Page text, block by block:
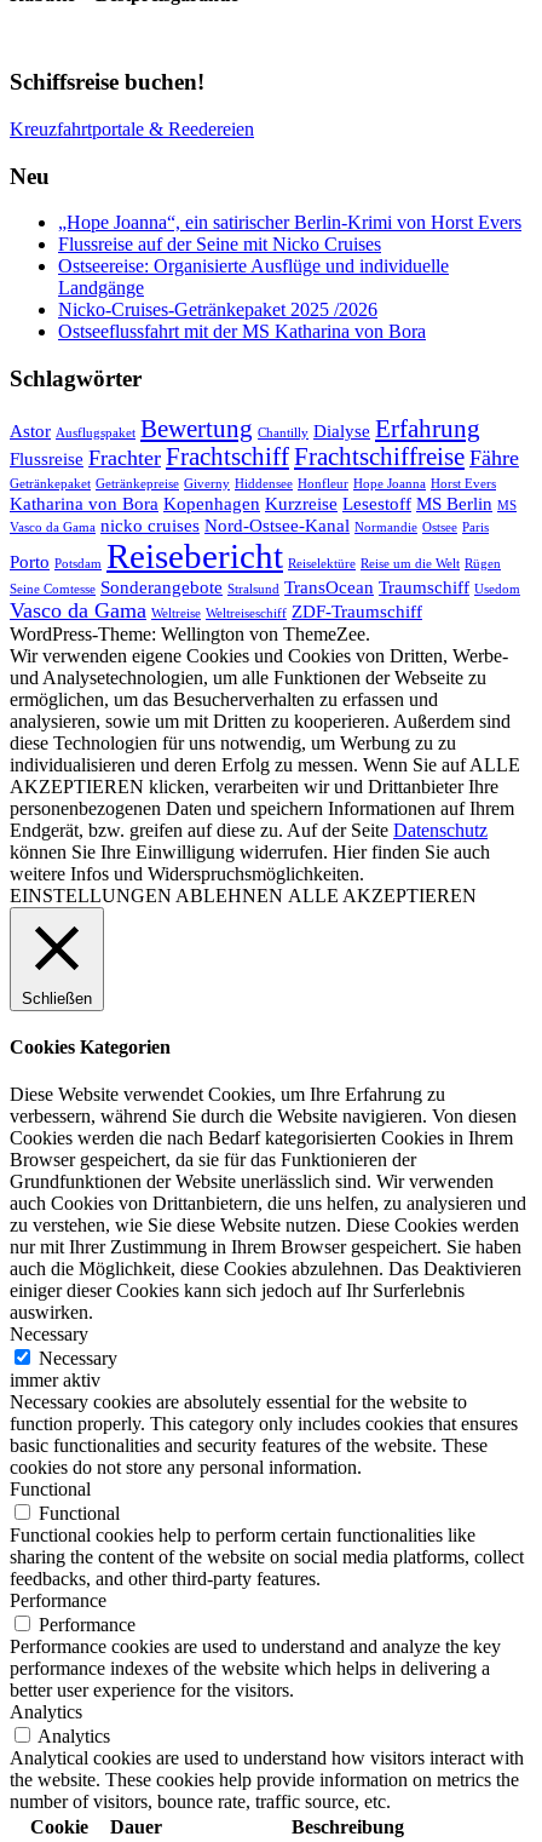
Schiffsreise buchen!
Kreuzfahrtportale & Reedereien
Neu
„Hope Joanna“, ein satirischer Berlin-Krimi von Horst Evers
Flussreise auf der Seine mit Nicko Cruises
Ostseereise: Organisierte Ausflüge und individuelle
Landgänge
Nicko-Cruises-Getränkepaket 2025 /2026
Ostseeflussfahrt mit der MS Katharina von Bora
Schlagwörter
Astor Ausflugspaket Bewertung Chantilly Dialyse Erfahrung
Flussreise Frachter FrachtschiffFrachtschiffreise Fähre
Getränkepaket Getränkepreise Giverny Hiddensee Honfleur Hope Joanna Horst Evers
Katharina von Bora Kopenhagen Kurzreise Lesestoff MS Berlin MS
Vasco da Gama nicko cruises Nord-Ostsee-Kanal Normandie Ostsee Paris
Porto Potsdam Reisebericht Reiselektüre Reise um die Welt Rügen
Seine Comtesse Sonderangebote Stralsund TransOcean Traumschiff Usedom
Vasco da Gama Weltreise Weltreiseschiff ZDF-Traumschiff
WordPress-Theme: Wellington von ThemeZee.
Wir verwenden eigene Cookies und Cookies von Dritten, Werbe-
und Analysetechnologien, um alle Funktionen der Webseite zu
ermöglichen, um das Besucherverhalten zu erfassen und
analysieren, sowie um mit Dritten zu kooperieren. Außerdem sind
diese Technologien für uns notwendig, um Werbung zu zu
individualisieren und deren Erfolg zu messen. Wenn Sie auf ALLE
AKZEPTIEREN klicken, verarbeiten wir und Drittanbieter Ihre
personenbezogenen Daten und speichern Informationen auf Ihrem
Endgerät, bzw. greifen auf diese zu. Auf der Seite Datenschutz
können Sie Ihre Einwilligung widerrufen. Hier finden Sie auch
weitere Infos und Widerspruchsmöglichkeiten.
EINSTELLUNGEN ABLEHNEN ALLE AKZEPTIEREN
Schließen
Cookies Kategorien
Diese Website verwendet Cookies, um Ihre Erfahrung zu
verbessern, während Sie durch die Website navigieren. Von diesen
Cookies werden die nach Bedarf kategorisierten Cookies in Ihrem
Browser gespeichert, da sie für das Funktionieren der
Grundfunktionen der Website unerlässlich sind. Wir verwenden
auch Cookies von Drittanbietern, die uns helfen, zu analysieren und
zu verstehen, wie Sie diese Website nutzen. Diese Cookies werden
nur mit Ihrer Zustimmung in Ihrem Browser gespeichert. Sie haben
auch die Möglichkeit, diese Cookies abzulehnen. Das Deaktivieren
einiger dieser Cookies kann sich jedoch auf Ihr Surferlebnis
auswirken.
Necessary
Necessary
immer aktiv
Necessary cookies are absolutely essential for the website to
function properly. This category only includes cookies that ensures
basic functionalities and security features of the website. These
cookies do not store any personal information.
Functional
Functional
Functional cookies help to perform certain functionalities like
sharing the content of the website on social media platforms, collect
feedbacks, and other third-party features.
Performance
Performance
Performance cookies are used to understand and analyze the key
performance indexes of the website which helps in delivering a
better user experience for the visitors.
Analytics
Analytics
Analytical cookies are used to understand how visitors interact with
the website. These cookies help provide information on metrics the
number of visitors, bounce rate, traffic source, etc.
Cookie
Dauer Beschreibung